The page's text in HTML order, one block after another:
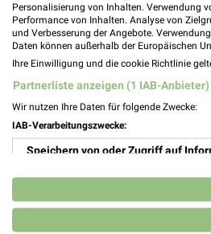
Blue Tomato
Blume 2000
bofrost*
Personalisierung von Inhalten. Verwendung
Performance von Inhalten. Analyse von
und Verbesserung der Angebote.
Daten können außerhalb der Europäischen
Ihre Einwilligung und die cookie Richtlinie
Partnerliste anzeigen (1 IAB-Anbieter)
Wir nutzen Ihre Daten für folgende Zwecke:
IAB-Verarbeitungszwecke:
Speichern von oder Zugriff auf
Verwendung reduzierter Daten zur
Erstellung von Profilen für